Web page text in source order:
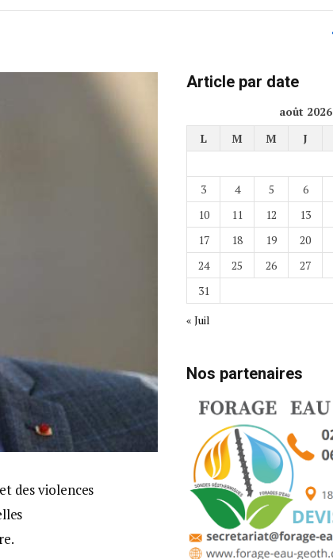
des violences
Article par date
août 2026
L
M M J
3
4 5 6
10
11 12 13
17
18 19 20
24
25 26 27
31
« Juil
Nos partenaires